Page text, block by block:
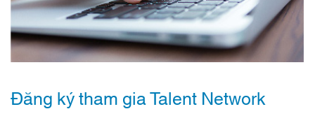
Đăng ký tham gia Talent Network